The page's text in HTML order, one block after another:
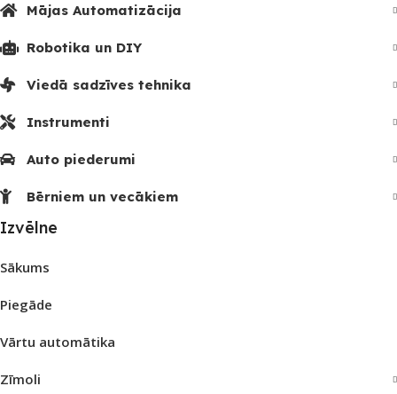
Mājas Automatizācija
Robotika un DIY
Viedā sadzīves tehnika
Instrumenti
Auto piederumi
Bērniem un vecākiem
Izvēlne
Sākums
Piegāde
Vārtu automātika
Zīmoli